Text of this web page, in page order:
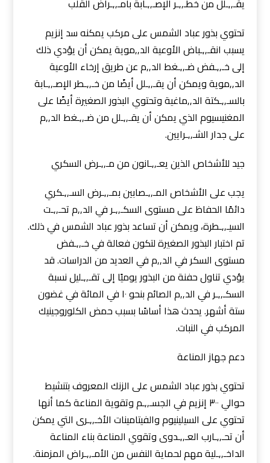
تحتوي بذور عباد الشمس على مركب يمكنه سد إنزيم
يسبب انقـ,,ـباض الأوعية الد,,موية يمكن أن يؤدي ذلك
إلى خـ,,ـفض ضـ,,ـغط الد,,م عن طريق إرخاء الأوعية
الد,,موية ويمكن أن يقـ,,ـلل أيضًا من خـ,,ـطر الإصـ,,ـابة
بالسـ,,ـكتة الد,,ماغية وتحتوي البذور الصغيرة أيضًا على
المغنيسيوم الذي يمكن أن يقـ,,ـلل من ضـ,,ـغط الد,,م
على جدار الشـ,,ـرايين.
جيد للأشخاص الذين يعـ,,ـانون من مـ,,ـرض السكري
يجب على الأشخاص المـ,,ـصابين بمـ,,ـرض السـ,,ـكري
دائمًا الحفاظ على مستوى السكـ,,ـر في الد,,م تحـ,,ـت
السيـ,,ـطرة، ويمكن أن تساعد بذور عباد الشمس في ذلك.
تم اختبار البذور الصغيرة لتكون فعالة في خـ,,ـفض
مستوى السكر في الد,,م في العديد من الدراسات. قد
يؤدي تناول حفنة من البذور يوميًا إلى تقـ,,ـليل نسبة
السكـ,,ـر في الد,,م الصائم بنحو ١٠ في المائة في غضون
ستة أشهر. يحدث هذا أساسًا بسبب حمض الكلوروجينيك
المركب في النبات.
دعم جهاز المناعة
تحتوي بذور عباد الشمس على الزنك المعروف بتنشيط
حوالي ٣٠٠ إنزيم في الجسـ,,ـم وتقوية المناعة كما أنها
تحتوي على السيلينيوم والفيتامينات الأخـ,,ـرى التي يمكن
أن تحـ,,ـارب العـ,,ـدوى وتقوي المناعة بناء المناعة
الداخـ,,ـلية مهم لحماية النفس من الأمـ,,ـراض المزمنة.